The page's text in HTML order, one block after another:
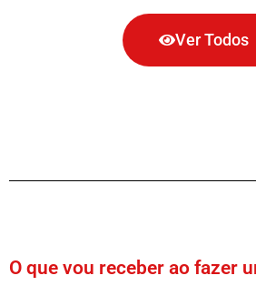
Ver Todos
O que vou receber ao fazer